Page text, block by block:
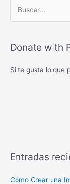
c
r
Donate with
Si te gusta lo que
Entradas
Cómo Crear una